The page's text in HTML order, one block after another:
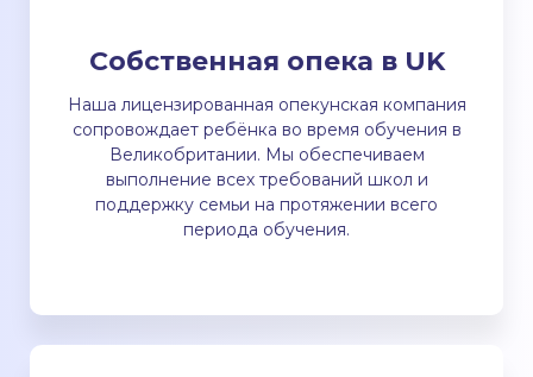
Собственная опека в UK
Наша лицензированная опекунская компания
сопровождает ребёнка во время обучения в
Великобритании. Мы обеспечиваем
выполнение всех требований школ и
поддержку семьи на протяжении всего
периода обучения.